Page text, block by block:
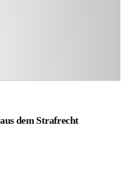
dem Strafrecht